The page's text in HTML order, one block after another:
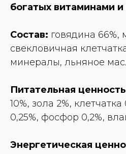
богатых витаминами
Состав: говядина 66%,
свекловичная
минералы, льняное
Питательная
10%, зола 2%,
0,25%, фосфор 0,2%,
Энергетическая